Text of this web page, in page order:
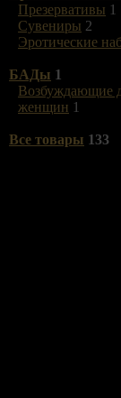
Презервативы 1
Сувениры 2
Эротические
БАДы 1
Возбуждающие
женщин 1
Все товары 133